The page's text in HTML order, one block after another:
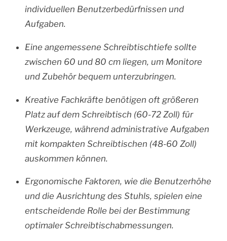
individuellen Benutzerbedürfnissen und
Aufgaben.
Eine angemessene Schreibtischtiefe sollte
zwischen 60 und 80 cm liegen, um Monitore
und Zubehör bequem unterzubringen.
Kreative Fachkräfte benötigen oft größeren
Platz auf dem Schreibtisch (60-72 Zoll) für
Werkzeuge, während administrative Aufgaben
mit kompakten Schreibtischen (48-60 Zoll)
auskommen können.
Ergonomische Faktoren, wie die Benutzerhöhe
und die Ausrichtung des Stuhls, spielen eine
entscheidende Rolle bei der Bestimmung
optimaler Schreibtischabmessungen.